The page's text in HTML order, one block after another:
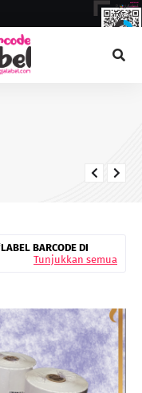
LABEL BARCODE DI
Tunjukkan semua